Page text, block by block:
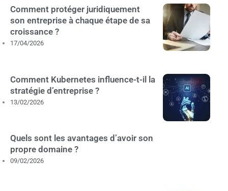
Comment protéger juridiquement
son entreprise à chaque étape de sa
croissance ?
17/04/2026
Comment Kubernetes influence-t-il la
stratégie d’entreprise ?
13/02/2026
Quels sont les avantages d’avoir son
propre domaine ?
09/02/2026